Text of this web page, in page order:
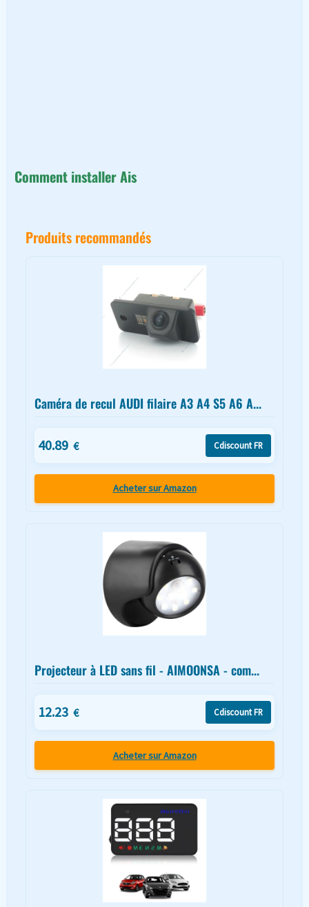
Comment installer Ais
Produits recommandés
Caméra de recul AUDI filaire A3 A4 S5 A6 A...
40.89 € Cdiscount FR
Acheter sur Amazon
Projecteur à LED sans fil - AIMOONSA - com...
12.23 € Cdiscount FR
Acheter sur Amazon